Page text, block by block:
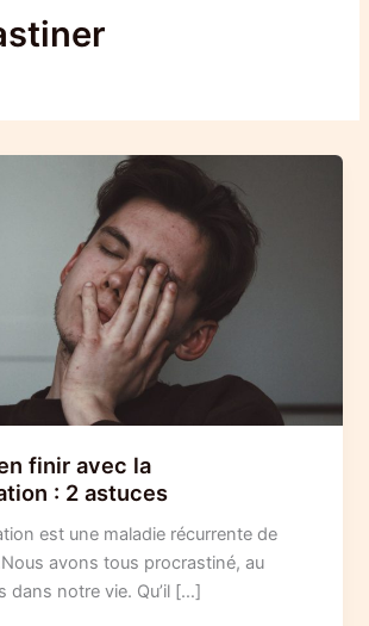
finir avec la
: 2 astuces
est une maladie récurrente de
avons tous procrastiné, au
dans notre vie. Qu’il […]